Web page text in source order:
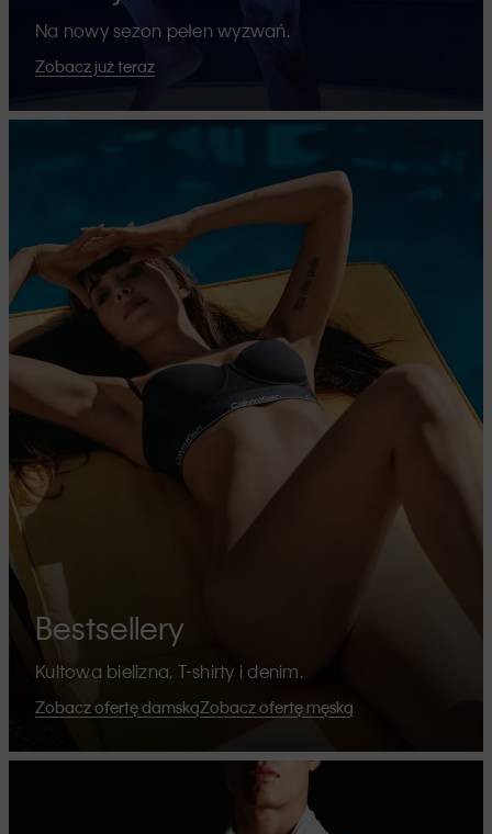
Na nowy sezon pełen wyzwań.
Zobacz już teraz
Bestsellery
Kultowa bielizna, T-shirty i denim.
Zobacz ofertę damskąZobacz ofertę męską